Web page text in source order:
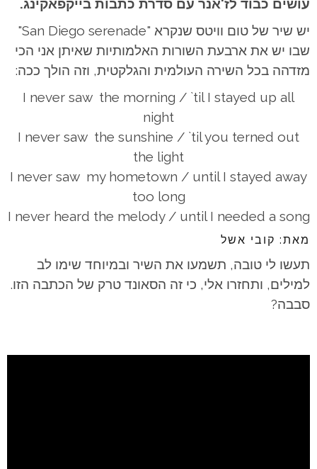
עושים כבוד לז'אנר עם סדרת כתבות בייקפאקינג.
יש שיר של טום וויטס שנקרא "San Diego serenade"
שבו יש את ארבעת השורות האלמותיות שאיתן אני הכי
מזדהה בכל השירה העולמית והגלקטית, וזה הולך ככה:
I never saw the morning / `til I stayed up all
night
I never saw the sunshine / `til you terned out
the light
I never saw my hometown / until I stayed away
too long
I never heard the melody / until I needed a song
מאת: קובי אשל
תעשו לי טובה, תשמעו את השיר ובמיוחד שימו לב
למילים, ותחזרו אלי, כי זה הסאונד טרק של הכתבה הזו.
סבבה?